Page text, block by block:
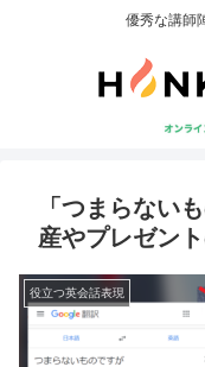
優秀な講師
「つまらない
産やプレゼン
役立つ英会話表現